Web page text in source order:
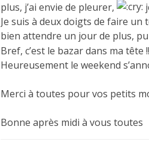
plus, j’ai envie de pleurer,
Je suis à deux doigts de faire
bien attendre un jour de plus,
Bref, c’est le bazar dans ma tête
Heureusement le weekend
Merci à toutes pour vos petits
Bonne après midi à vous toutes